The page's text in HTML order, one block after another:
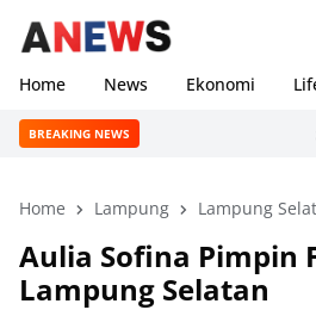
Home News Ekonomi
BREAKING NEWS
Home Lampung Lampung
Aulia Sofina Pimpin
Lampung Selatan